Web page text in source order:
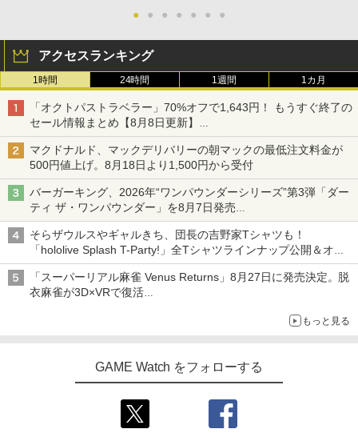
● ● ● ● ● ● ●
アクセスランキング
1時間 24時間 1週間 1カ月
「オクトパストラベラー」70%オフで1,643円！ もうすぐ終了の
セール情報まとめ【8月8日更新】
ニンテンドーeショップでは「大神 絶景版」が67%オフで990円
マクドナルド、マックデリバリーの朝マックの最低注文料金が
500円値上げ。8月18日より1,500円から受付
バーガーキング、2026年“ワンパウンダーシリーズ”第3弾「ダー
ティ ザ・ワンパウンダー」を8月7日発売
「特製ガーリックマヨソース」を使用した超大型チーズバーガー
そらザウルスやギャルきち、団長の吉野家Tシャツも！
「hololive Splash T-Party!」全Tシャツラインナップ公開＆オン
ライン販売開始
「スーパーリアル麻雀 Venus Returns」8月27日に発売決定。脱
衣麻雀が3D×VRで復活
もっと見る
GAME Watch をフォローする